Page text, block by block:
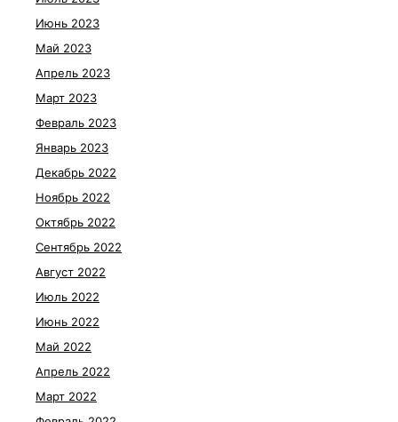
Июнь 2023
Май 2023
Апрель 2023
Март 2023
Февраль 2023
Январь 2023
Декабрь 2022
Ноябрь 2022
Октябрь 2022
Сентябрь 2022
Август 2022
Июль 2022
Июнь 2022
Май 2022
Апрель 2022
Март 2022